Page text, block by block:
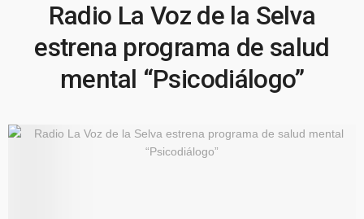
Radio La Voz de la Selva
estrena programa de salud
mental “Psicodiálogo”